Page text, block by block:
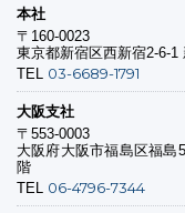
本社
〒160-0023
東京都新宿区西新宿2-6-1
TEL 03-6689-1791
大阪支社
〒553-0003
大阪府大阪市福島区福島
階
TEL 06-4796-7344